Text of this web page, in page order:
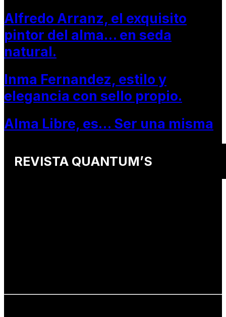
Alfredo Arranz, el exquisito
pintor del alma… en seda
natural.
Inma Fernandez, estilo y
elegancia con sello propio.
Alma Libre, es… Ser una misma
REVISTA QUANTUM’S